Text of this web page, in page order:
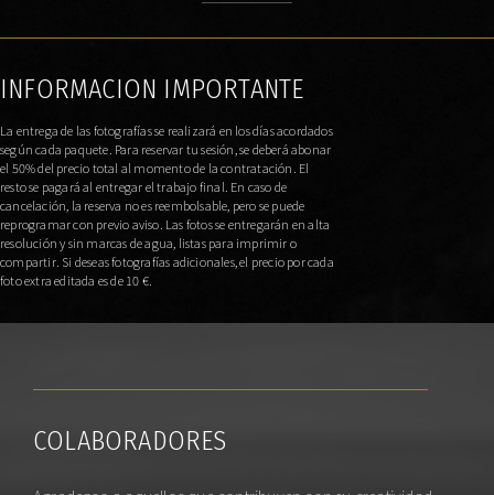
INFORMACION IMPORTANTE
La entrega de las fotografías se realizará en los días acordados
según cada paquete. Para reservar tu sesión, se deberá abonar
el 50% del precio total al momento de la contratación. El
resto se pagará al entregar el trabajo final. En caso de
cancelación, la reserva no es reembolsable, pero se puede
reprogramar con previo aviso. Las fotos se entregarán en alta
resolución y sin marcas de agua, listas para imprimir o
compartir. Si deseas fotografías adicionales, el precio por cada
foto extra editada es de 10 €.
COLABORADORES